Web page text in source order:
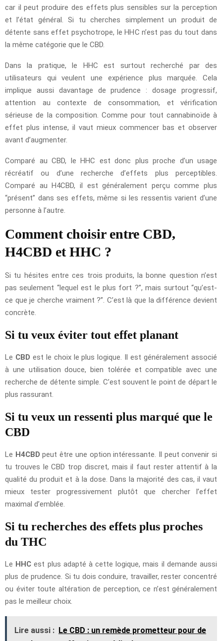
car il peut produire des effets plus sensibles sur la perception
et l’état général. Si tu cherches simplement un produit de
détente sans effet psychotrope, le HHC n’est pas du tout dans
la même catégorie que le CBD.
Dans la pratique, le HHC est surtout recherché par des
utilisateurs qui veulent une expérience plus marquée. Cela
implique aussi davantage de prudence : dosage progressif,
attention au contexte de consommation, et vérification
sérieuse de la composition. Comme pour tout cannabinoïde à
effet plus intense, il vaut mieux commencer bas et observer
avant d’augmenter.
Comparé au CBD, le HHC est donc plus proche d’un usage
récréatif ou d’une recherche d’effets plus perceptibles.
Comparé au H4CBD, il est généralement perçu comme plus
“présent” dans ses effets, même si les ressentis varient d’une
personne à l’autre.
Comment choisir entre CBD,
H4CBD et HHC ?
Si tu hésites entre ces trois produits, la bonne question n’est
pas seulement “lequel est le plus fort ?”, mais surtout “qu’est-
ce que je cherche vraiment ?”. C’est là que la différence devient
concrète.
Si tu veux éviter tout effet planant
Le CBD est le choix le plus logique. Il est généralement associé
à une utilisation douce, bien tolérée et compatible avec une
recherche de détente simple. C’est souvent le point de départ le
plus rassurant.
Si tu veux un ressenti plus marqué que le
CBD
Le H4CBD peut être une option intéressante. Il peut convenir si
tu trouves le CBD trop discret, mais il faut rester attentif à la
qualité du produit et à la dose. Dans la majorité des cas, il vaut
mieux tester progressivement plutôt que chercher l’effet
maximal d’emblée.
Si tu recherches des effets plus proches
du THC
Le HHC est plus adapté à cette logique, mais il demande aussi
plus de prudence. Si tu dois conduire, travailler, rester concentré
ou éviter toute altération de perception, ce n’est généralement
pas le meilleur choix.
Lire aussi : Le CBD : un remède prometteur pour de